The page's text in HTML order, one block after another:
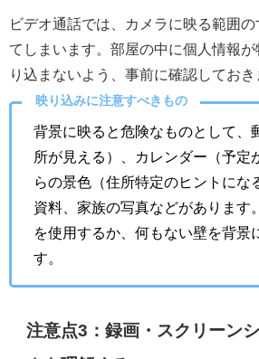
ビデオ通話では、カメラに映る範囲の
てしまいます。部屋の中に個人情報
り込まないよう、事前に確認しておき
映り込みに注意すべきもの
背景に映ると危険なものとして、
所が見える）、カレンダー（予定
らの景色（住所特定のヒントにな
資料、家族の写真などがあります
を使用するか、何もない壁を背景
す。
注意点3：録画・スクリーン